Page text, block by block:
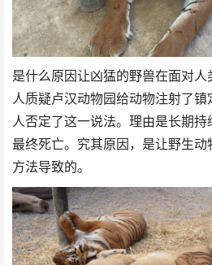
是什么原因让凶猛的野兽在面对
人质疑卢汉动物园给动物注射了
人否定了这一说法。理由是长期
最终死亡。究其原因，是让野生
方法导致的。